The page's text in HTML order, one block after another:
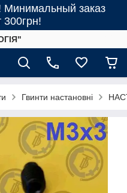
Минимальный заказ
300грн!
Гвинти настановні